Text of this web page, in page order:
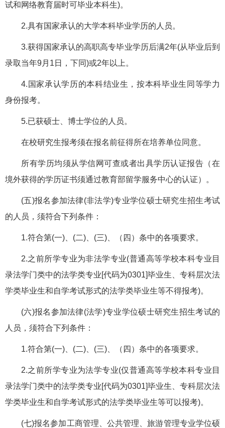
试和网络教育届时可毕业本科生)。
2.具有国家承认的大学本科毕业学历的人员。
3.获得国家承认的高职高专毕业学历后满2年(从毕业后到
录取当年9月1日，下同)或2年以上。
4.国家承认学历的本科结业生，按本科毕业生同等学力
身份报考。
5.已获硕士、博士学位的人员。
在校研究生报考须在报名前征得所在培养单位同意。
所有学历均须从学信网可查或者出具学历认证报告（在
境外获得的学历证书须通过教育部留学服务中心的认证）。
(五)报名参加法律(非法学)专业学位硕士研究生招生考试
的人员，须符合下列条件：
1.符合第(一)、(二)、(三)、（四）条中的各项要求。
2.之前所学专业为非法学专业(普通高等学校本科专业目
录法学门类中的法学类专业[代码为0301]毕业生、专科层次法
学类毕业生和自学考试形式的法学类毕业生等不得报考)。
(六)报名参加法律(法学)专业学位硕士研究生招生考试的
人员，须符合下列条件：
1.符合第(一)、(二)、(三)、（四）条中的各项要求。
2.之前所学专业为法学专业(仅普通高等学校本科专业目
录法学门类中的法学类专业[代码为0301]毕业生、专科层次法
学类毕业生和自学考试形式的法学类毕业生等可以报考)。
(七)报名参加工商管理、公共管理、旅游管理专业学位硕